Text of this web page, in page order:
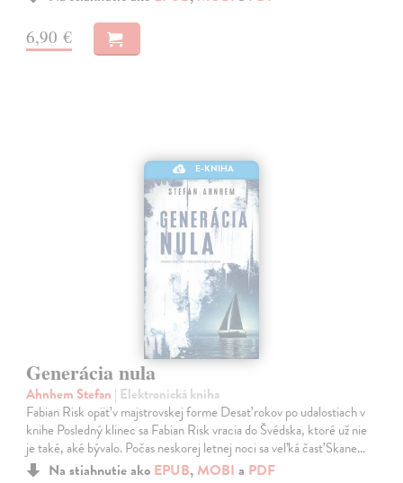
6,90 €
E-KNIHA
Generácia nula
Ahnhem Stefan | Elektronická kniha
Fabian Risk opäť v majstrovskej forme Desať rokov po udalostiach v
knihe Posledný klinec sa Fabian Risk vracia do Švédska, ktoré už nie
je také, aké bývalo. Počas neskorej letnej noci sa veľká časť Skane…
Na stiahnutie ako EPUB, MOBI a PDF